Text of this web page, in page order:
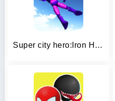
Super city hero:Iron Hero War